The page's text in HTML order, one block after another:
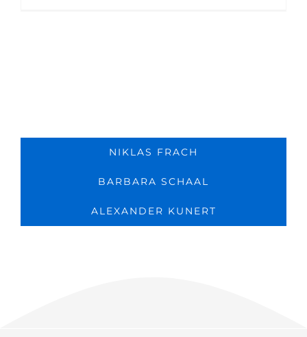
NIKLAS FRACH
BARBARA SCHAAL
ALEXANDER KUNERT